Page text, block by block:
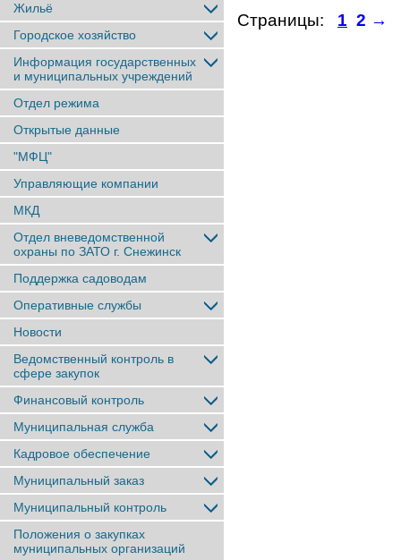
Жильё
Городское хозяйство
Информация государственных
и муниципальных учреждений
Отдел режима
Открытые данные
"МФЦ"
Управляющие компании
МКД
Отдел вневедомственной
охраны по ЗАТО г. Снежинск
Поддержка садоводам
Оперативные службы
Новости
Ведомственный контроль в
сфере закупок
Финансовый контроль
Муниципальная служба
Кадровое обеспечение
Муниципальный заказ
Муниципальный контроль
Положения о закупках
муниципальных организаций
Страницы: 1 2 →